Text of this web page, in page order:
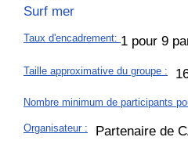
Surf mer
Taux d'encadrement: 1 pour 9
Taille approximative du groupe :
Nombre minimum de participants
Organisateur : Partenaire de